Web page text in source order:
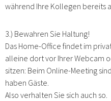
während Ihre Kollegen bereits
3.) Bewahren Sie Haltung!
Das Home-Office findet im
alleine dort vor Ihrer Webcam
sitzen: Beim Online-Meeting
haben Gäste.
Also verhalten Sie sich auch so.